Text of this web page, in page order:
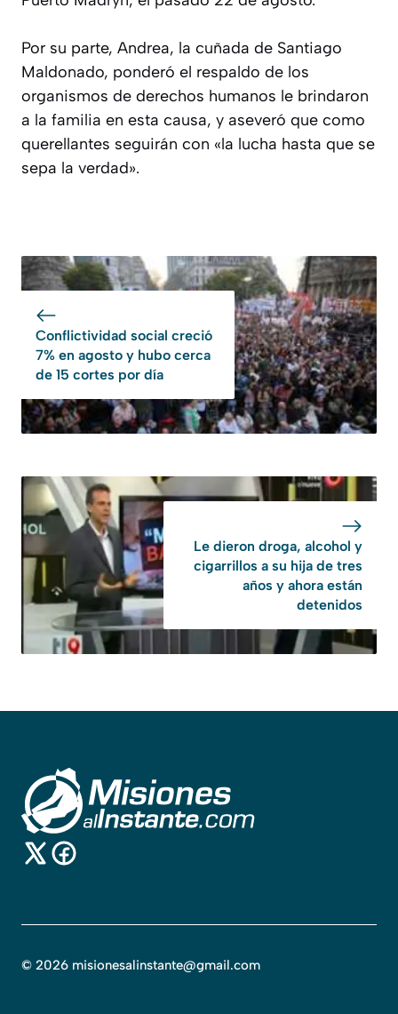
Por su parte, Andrea, la cuñada de Santiago
Maldonado, ponderó el respaldo de los
organismos de derechos humanos le brindaron
a la familia en esta causa, y aseveró que como
querellantes seguirán con «la lucha hasta que se
sepa la verdad».
Conflictividad social creció
7% en agosto y hubo cerca
de 15 cortes por día
Le dieron droga, alcohol y
cigarrillos a su hija de tres
años y ahora están
detenidos
© 2026 misionesalinstante@gmail.com